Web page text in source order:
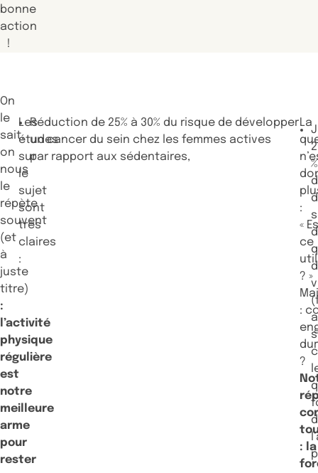
bonne
action
!
On
le
sait,
on
nous
le
répète
souvent
(et
à
juste
titre)
:
l’activité
physique
régulière
est
notre
meilleure
arme
pour
rester
Les
études
sur
le
sujet
sont
très
claires
:
Réduction de 25% à 30% du risque de développer
un cancer du sein chez les femmes actives
par rapport aux sédentaires,
%
La
:
«
ce
? »
:
?
: la